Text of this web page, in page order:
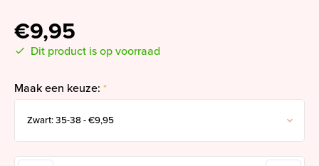
€9,95
Dit product is op voorraad
Maak een keuze: *